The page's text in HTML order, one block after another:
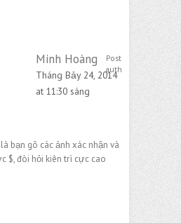
Minh Hoàng
Post
author
Tháng Bảy 24, 2014
at 11:30 sáng
bạn gõ các ảnh xác nhận và
$, đòi hỏi kiên trì cực cao